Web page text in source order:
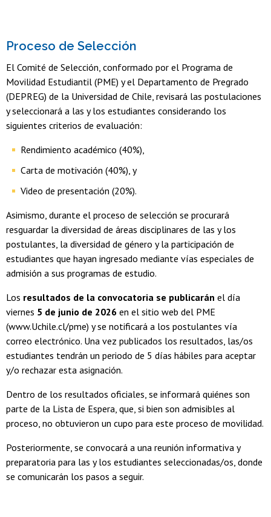
Proceso de Selección
El Comité de Selección, conformado por el Programa de
Movilidad Estudiantil (PME) y el Departamento de Pregrado
(DEPREG) de la Universidad de Chile, revisará las postulaciones
y seleccionará a las y los estudiantes considerando los
siguientes criterios de evaluación:
Rendimiento académico (40%),
Carta de motivación (40%), y
Video de presentación (20%).
Asimismo, durante el proceso de selección se procurará
resguardar la diversidad de áreas disciplinares de las y los
postulantes, la diversidad de género y la participación de
estudiantes que hayan ingresado mediante vías especiales de
admisión a sus programas de estudio.
Los resultados de la convocatoria se publicarán el día
viernes 5 de junio de 2026 en el sitio web del PME
(www.Uchile.cl/pme) y se notificará a los postulantes vía
correo electrónico. Una vez publicados los resultados, las/os
estudiantes tendrán un periodo de 5 días hábiles para aceptar
y/o rechazar esta asignación.
Dentro de los resultados oficiales, se informará quiénes son
parte de la Lista de Espera, que, si bien son admisibles al
proceso, no obtuvieron un cupo para este proceso de movilidad.
Posteriormente, se convocará a una reunión informativa y
preparatoria para las y los estudiantes seleccionadas/os, donde
se comunicarán los pasos a seguir.